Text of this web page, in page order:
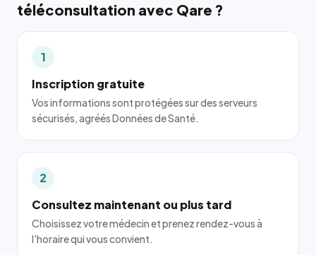
téléconsultation avec Qare ?
1
Inscription gratuite
Vos informations sont protégées sur des serveurs
sécurisés, agréés Données de Santé.
2
Consultez maintenant ou plus tard
Choisissez votre médecin et prenez rendez-vous à
l'horaire qui vous convient.